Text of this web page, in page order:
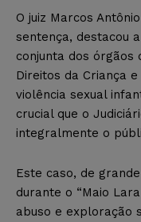
O juiz Marcos
sentença, destacou
conjunta dos órgãos
Direitos da Criança
violência sexual
crucial que o
integralmente o
Este caso, de
durante o “Maio
abuso e exploração